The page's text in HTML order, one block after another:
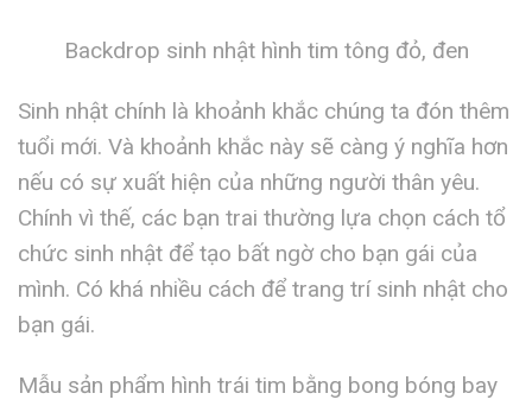
Backdrop sinh nhật hình tim tông đỏ, đen
Sinh nhật chính là khoảnh khắc chúng ta đón thêm
tuổi mới. Và khoảnh khắc này sẽ càng ý nghĩa hơn
nếu có sự xuất hiện của những người thân yêu.
Chính vì thế, các bạn trai thường lựa chọn cách tổ
chức sinh nhật để tạo bất ngờ cho bạn gái của
mình. Có khá nhiều cách để trang trí sinh nhật cho
bạn gái.
Mẫu sản phẩm hình trái tim bằng bong bóng bay